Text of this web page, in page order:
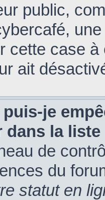
public,
cette case à
ait
je
dans la
de
du
statut en